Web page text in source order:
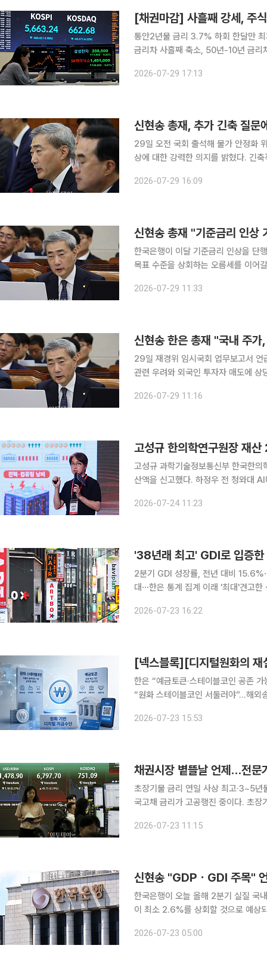
[채권마감] 사흘째 강세, 주
통안2년물 금리 3.7% 하회 한달만
금리차 사흘째 축소, 50년-10년 금
대량 매수가 압도한 PD협의회 단기물
2026-07-29 17:13
신현송 총재, 추가 긴축 질문
29일 오전 국회 출석해 물가 안정화 위한 긴축 강조 신현송 한국은행 총
상에 대한 강력한 의지를 밝혔다. 긴
한 두 차례 추가 인상이 가능하느냐는
2026-07-29 16:09
한국은행이 이달 기준금리 인상을 단
목표 수준을 상회하는 오름세를 이어
서 열린 재정경제기획위원회 임시국
2026-07-29 11:33
신현송 한은 총재 "국내 주
29일 재경위 임시국회 업무보고서 언급 신현송 한국은행 총재가 최근 주가 하락세에 대해
관련 우려와 외국인 투자자 매도에 상당폭 조정을
시장에서는 대외 불확실성 증대로 주
2026-07-29 11:16
고성규 한의학연구원장 재
고성규 과학기술정보통신부 한국한
산액을 신고했다. 하정우 전 청와대
2026-07-24 11:23
'38년래 최고' GDI로 입증
2분기 GDI 성장률, 전년 대비
대⋯한은 통계 집계 이래 '최대'견고한
(GDI, Gross Domestic I
2026-07-23 16:22
한은 “예금토큰·스테이블코인 공존
“원화 스테이블코인 서둘러야”…해외
고 있다. 한쪽에서는 달러 스테이블
2026-07-23 15:53
채권시장 볕뜰날 언제…전문
초장기물 금리 연일 사상 최고·3~5년
국고채 금리가 고공행진 중이다. 초
가에도 불구하고 연속(백투백) 금리
2026-07-23 11:15
신현송 "GDPㆍGDI 주목"
한국은행이 오늘 올해 2분기 실질 국
이 최소 2.6%를 상회할 것으로 예상
2026-07-23 05:00